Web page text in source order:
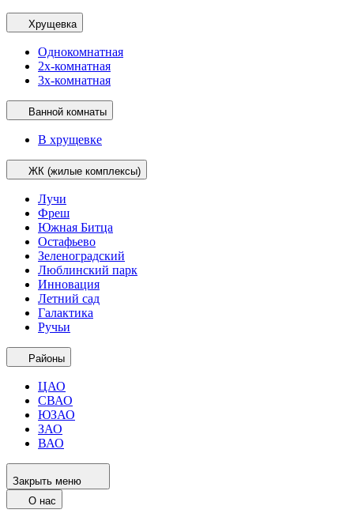
Хрущевка
Однокомнатная
2х-комнатная
3х-комнатная
Ванной комнаты
В хрущевке
ЖК (жилые комплексы)
Лучи
Фреш
Южная Битца
Остафьево
Зеленоградский
Люблинский парк
Инновация
Летний сад
Галактика
Ручьи
Районы
ЦАО
СВАО
ЮЗАО
ЗАО
ВАО
Закрыть меню
О нас